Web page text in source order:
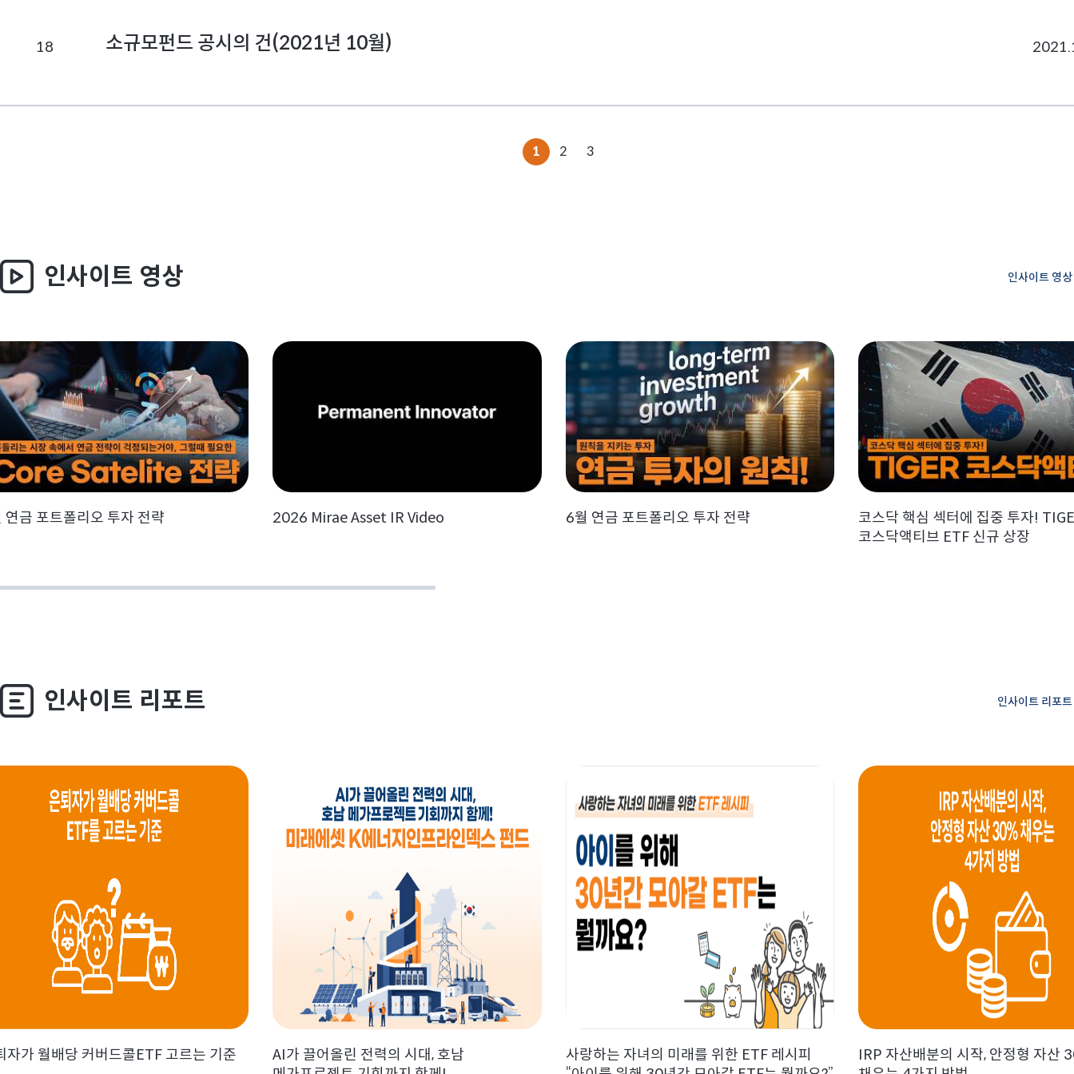
18 소규모펀드 공시의 건(2021년 10월)
1 2 3
인사이트 영상
연금 포트폴리오 투자 전략 2026 Mirae Asset IR Video 6월 연금 포트폴리오 투자 전략
코스닥 핵심 섹터에 집중 투자!
코스닥액티브 ETF 신규 상장
인사이트 영
인사이트 리포트
자가 월배당 커버드콜ETF 고르는 기준
AI가 끌어올린 전력의 시대, 호남
사랑하는 자녀의 미래를 위한 ETF 레시피
IRP 자산배분의 시작, 안정형 자산
인사이트 리포